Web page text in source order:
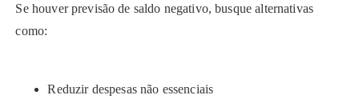
Se houver previsão de saldo negativo, busque alternativas
como:
Reduzir despesas não essenciais